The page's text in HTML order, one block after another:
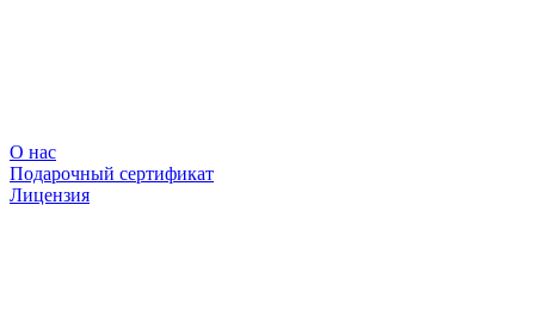
О нас
Подарочный сертификат
Лицензия